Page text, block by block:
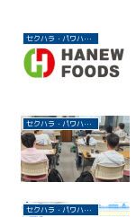
セクハラ・パワハラ許さない！
セクハラ・パワハラ許さない！
セクハラ・パワハラ許さない！